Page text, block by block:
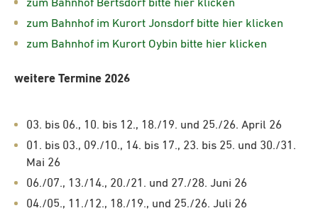
zum Bahnhof Bertsdorf bitte hier klicken
zum Bahnhof im Kurort Jonsdorf bitte hier klicken
zum Bahnhof im Kurort Oybin bitte hier klicken
weitere Termine 2026
03. bis 06., 10. bis 12., 18./19. und 25./26. April 26
01. bis 03., 09./10., 14. bis 17., 23. bis 25. und 30./31.
Mai 26
06./07., 13./14., 20./21. und 27./28. Juni 26
04./05., 11./12., 18./19., und 25./26. Juli 26